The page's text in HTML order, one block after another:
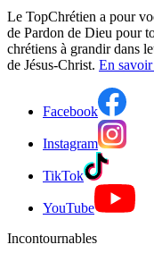
Le TopChrétien a pour
de Pardon de Dieu pour
chrétiens à grandir dans
de Jésus-Christ. En
Facebook
Instagram
TikTok
YouTube
Incontournables